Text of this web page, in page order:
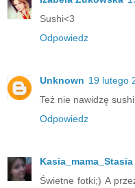
Sushi<3
Odpowiedz
Unknown 19 lutego
Też nie nawidzę
Odpowiedz
Kasia_mama_Stasia
Świetne fotki;) A